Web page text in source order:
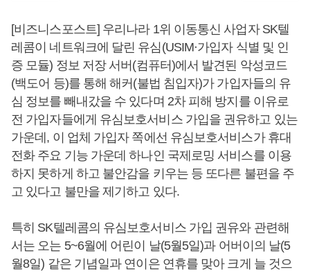
[비즈니스포스트] 우리나라 1위 이동통신 사업자 SK텔
레콤이 네트워크에 달린 유심(USIM·가입자 식별 및 인
증 모듈) 정보 저장 서버(컴퓨터)에서 발견된 악성코드
(백도어 등)를 통해 해커(불법 침입자)가 가입자들의 유
심 정보를 빼내갔을 수 있다며 2차 피해 방지를 이유로
전 가입자들에게 유심보호서비스 가입을 권유하고 있는
가운데, 이 업체 가입자 쪽에선 유심보호서비스가 휴대
전화 주요 기능 가운데 하나인 국제로밍 서비스를 이용
하지 못하게 하고 불안감을 키우는 등 또다른 불편을 주
고 있다고 불만을 제기하고 있다.
특히 SK텔레콤의 유심보호서비스 가입 권유와 관련해
서는 오는 5~6월에 어린이 날(5월5일)과 어버이의 날(5
월8일) 같은 기념일과 연이은 연휴를 맞아 크게 늘 것으